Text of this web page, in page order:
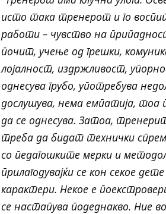
исто така тренерот и го
работи – чувство на
почит, учење од грешки,
лојалност, издржливост,
однесува грубо, употребува
дослушува, нема емпатија,
да се однесува. Затоа,
треба да бидат технички
со педагошките мерки и
прилагодувајќи се кон секое
карактери. Некое е
се настапува подеднакво. Ние